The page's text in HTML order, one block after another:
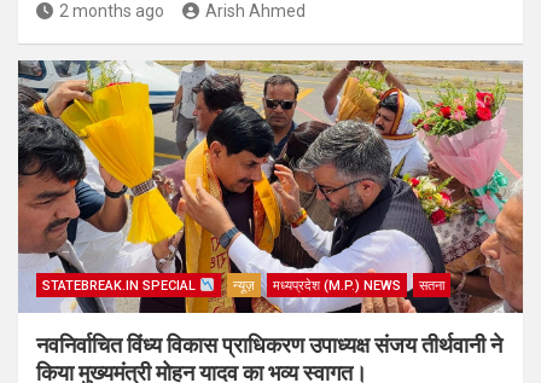
2 months ago Arish Ahmed
STATEBREAK.IN SPECIAL न्यूज़ मध्यप्रदेश (M.P.) NEWS सतना
नवनिर्वाचित विंध्य विकास प्राधिकरण उपाध्यक्ष संजय तीर्थवानी ने
किया मुख्यमंत्री मोहन यादव का भव्य स्वागत।